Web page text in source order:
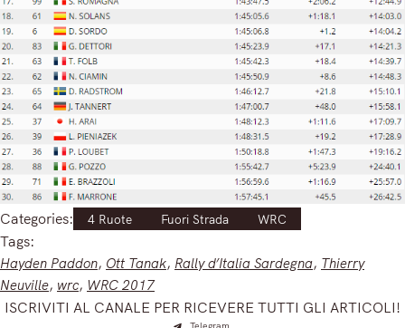
Categories: 4 Ruote Fuori Strada WRC
Tags:
Hayden Paddon, Ott Tanak, Rally d’Italia Sardegna, Thierry
Neuville, wrc, WRC 2017
ISCRIVITI AL CANALE PER RICEVERE TUTTI GLI ARTICOLI!